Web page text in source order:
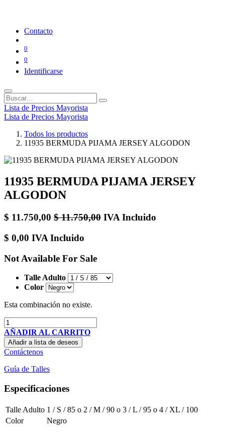
Contacto
0
0
Identificarse
Lista de Precios Mayorista
Lista de Precios Mayorista
Todos los productos
11935 BERMUDA PIJAMA JERSEY ALGODON
11935 BERMUDA PIJAMA JERSEY
ALGODON
$ 11.750,00 $11.750,00 IVA Incluido
$ 0,00 IVA Incluido
Not Available For Sale
Talle Adulto
Color
Esta combinación no existe.
AÑADIR AL CARRITO
Añadir a lista de deseos
Contáctenos
Guía de Talles
Especificaciones
Talle Adulto 1 / S / 85 o 2 / M / 90 o 3 / L / 95 o 4 / XL / 100
Color
Negro